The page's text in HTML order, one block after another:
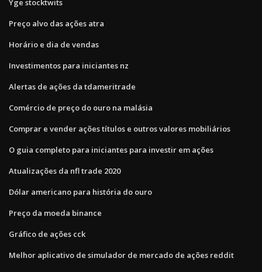
Yge stocktwits
Preço alvo das ações atra
Horário e dia de vendas
Investimentos para iniciantes nz
Alertas de ações da tdameritrade
Comércio de preço do ouro na malásia
Comprar e vender ações títulos e outros valores mobiliários
O guia completo para iniciantes para investir em ações
Atualizações da nfl trade 2020
Dólar americano para história do ouro
Preço da moeda binance
Gráfico de ações cck
Melhor aplicativo de simulador de mercado de ações reddit